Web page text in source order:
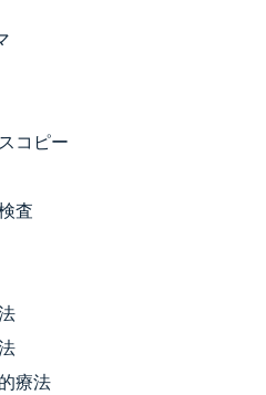
コピー
査
療法